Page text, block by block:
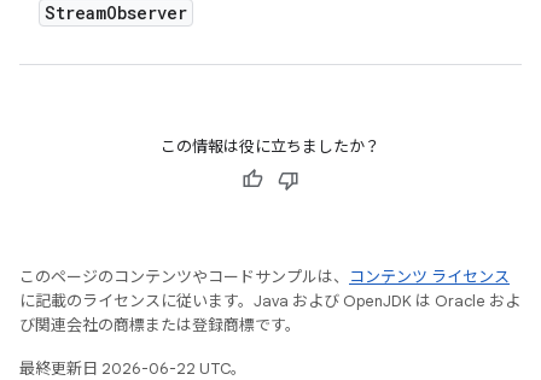
StreamObserver
この情報は役に立ちましたか？
このページのコンテンツやコードサンプルは、
コンテンツ ライセンス
に記載のライセンスに従います。Java および OpenJDK は Oracle およ
び関連会社の商標または登録商標です。
最終更新日 2026-06-22 UTC。